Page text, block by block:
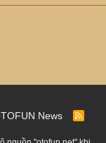
News
R
S